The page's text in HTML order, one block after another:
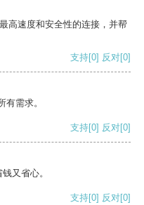
高速度和安全性的连接，并帮
支持[0] 反对[0]
需求。
支持[0] 反对[0]
又省心。
支持[0] 反对[0]